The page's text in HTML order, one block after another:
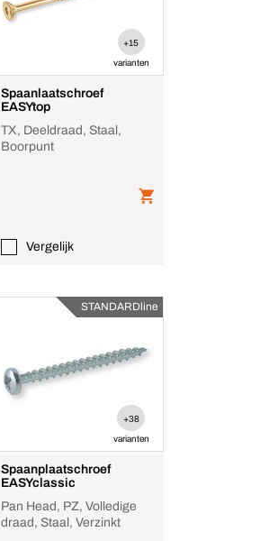
+15
varianten
Spaanlaatschroef
EASYtop
TX, Deeldraad, Staal,
Boorpunt
Vergelijk
STANDARDline
+38
varianten
Spaanplaatschroef
EASYclassic
Pan Head, PZ, Volledige
draad, Staal, Verzinkt